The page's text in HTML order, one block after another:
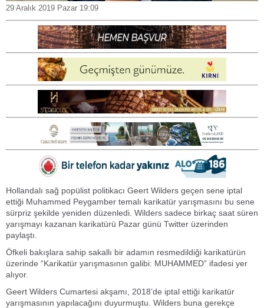
29 Aralık 2019 Pazar 19:09
Hollandalı sağ popülist politikacı Geert Wilders geçen sene iptal
ettiği Muhammed Peygamber temalı karikatür yarışmasını bu sene
sürpriz şekilde yeniden düzenledi. Wilders sadece birkaç saat süren
yarışmayı kazanan karikatürü Pazar günü Twitter üzerinden
paylaştı.
Öfkeli bakışlara sahip sakallı bir adamın resmedildiği karikatürün
üzerinde “Karikatür yarışmasının galibi: MUHAMMED” ifadesi yer
alıyor.
Geert Wilders Cumartesi akşamı, 2018’de iptal ettiği karikatür
yarışmasının yapılacağını duyurmuştu. Wilders buna gerekçe